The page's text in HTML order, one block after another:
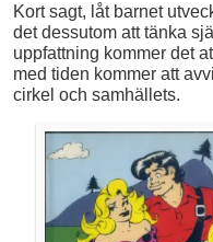
Kort sagt, låt barnet
det dessutom att tänka
uppfattning kommer det
med tiden kommer att
cirkel och samhällets.